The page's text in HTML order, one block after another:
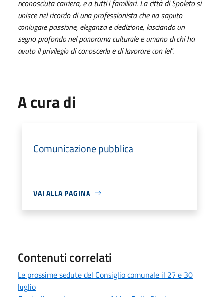
riconosciuta carriera, e a tutti i familiari. La città di Spoleto si
unisce nel ricordo di una professionista che ha saputo
coniugare passione, eleganza e dedizione, lasciando un
segno profondo nel panorama culturale e umano di chi ha
avuto il privilegio di conoscerla e di lavorare con lei”.
A cura di
Comunicazione pubblica
VAI ALLA PAGINA
Contenuti correlati
Le prossime sedute del Consiglio comunale il 27 e 30
luglio